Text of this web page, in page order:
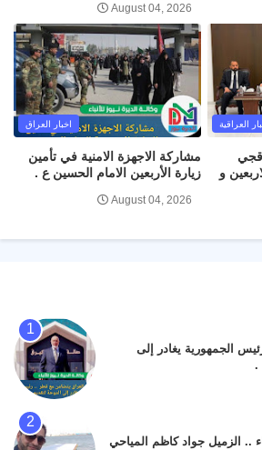
August 04, 2026
العراقية
و
اخبار العراق
مشاركة الاجهزة الامنية في تأمين
زيارة الأربعين الامام الحسين ع .
August 04, 2026
الجمهورية يغادر إلى
.
.. الزميل جواد كاظم المياحي